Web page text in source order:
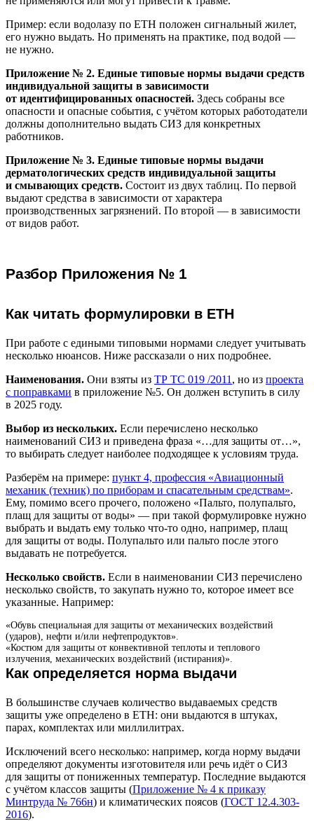
Пример: если водолазу по ЕТН положен сигнальный жилет,
его нужно выдать. Но применять на практике, под водой —
не нужно.
Приложение № 2. Единые типовые нормы выдачи средств
индивидуальной защиты в зависимости
от идентифицированных опасностей. Здесь собраны все
опасности и опасные события, с учётом которых работодатели
должны дополнительно выдать СИЗ для конкретных
работников.
Приложение № 3. Единые типовые нормы выдачи
дерматологических средств индивидуальной защиты
и смывающих средств. Состоит из двух таблиц. По первой
выдают средства в зависимости от характера
производственных загрязнений. По второй — в зависимости
от видов работ.
Разбор Приложения № 1
Как читать формулировки в ЕТН
При работе с едиными типовыми нормами следует учитывать
несколько нюансов. Ниже рассказали о них подробнее.
Наименования. Они взяты из ТР ТС 019 /2011 , но из проекта
с поправками в приложение №5. Он должен вступить в силу
в 2025 году.
Выбор из нескольких. Если перечислено несколько
наименований СИЗ и приведена фраза «…для защиты от…»,
то выбирать следует наиболее подходящее к условиям труда.
Разберём на примере: пункт 4, профессия «Авиационный
механик (техник) по приборам и спасательным средствам».
Ему, помимо всего прочего, положено «Пальто, полупальто,
плащ для защиты от воды» — при такой формулировке нужно
выбрать и выдать ему только что-то одно, например, плащ
для защиты от воды. Полупальто или пальто после этого
выдавать не потребуется.
Несколько свойств. Если в наименовании СИЗ перечислено
несколько свойств, то закупать нужно то, которое имеет все
указанные. Например:
«Обувь специальная для защиты от механических воздействий
(ударов), нефти и/или нефтепродуктов».
«Костюм для защиты от конвективной теплоты и теплового
излучения, механических воздействий (истирания)».
Как определяется норма выдачи
В большинстве случаев количество выдаваемых средств
защиты уже определено в ЕТН: они выдаются в штуках,
парах, комплектах или миллилитрах.
Исключений всего несколько: например, когда норму выдачи
определяют документы изготовителя или речь идёт о СИЗ
для защиты от пониженных температур. Последние выдаются
с учётом классов защиты (Приложение № 4 к приказу
Минтруда № 766н) и климатических поясов (ГОСТ 12.4.303-
2016).